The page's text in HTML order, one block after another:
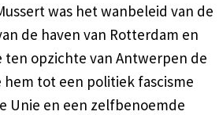
was het wanbeleid van de
de haven van Rotterdam en
opzichte van Antwerpen de
tot een politiek fascisme
Unie en een zelfbenoemde